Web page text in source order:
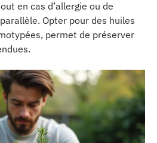
en cas d’allergie ou de
Opter pour des huiles
permet de préserver